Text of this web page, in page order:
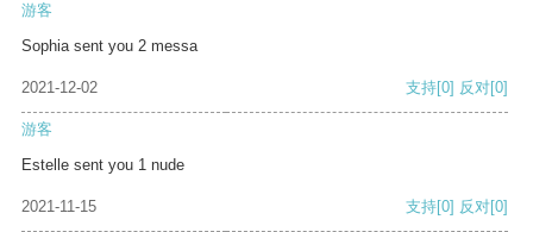
游客
Sophia sent you 2 messa
2021-12-02 支持[0] 反对[0]
游客
Estelle sent you 1 nude
2021-11-15 支持[0] 反对[0]